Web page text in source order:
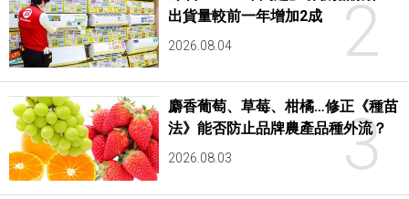
2
出貨量較前一年增加2成
2026.08.04
3
麝香葡萄、草莓、柑橘…修正《種苗
法》能否防止品牌農產品種外流？
2026.08.03